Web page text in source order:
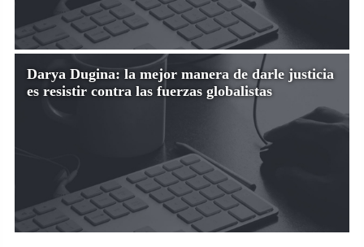
Darya Dugina: la mejor manera de darle justicia
es resistir contra las fuerzas globalistas